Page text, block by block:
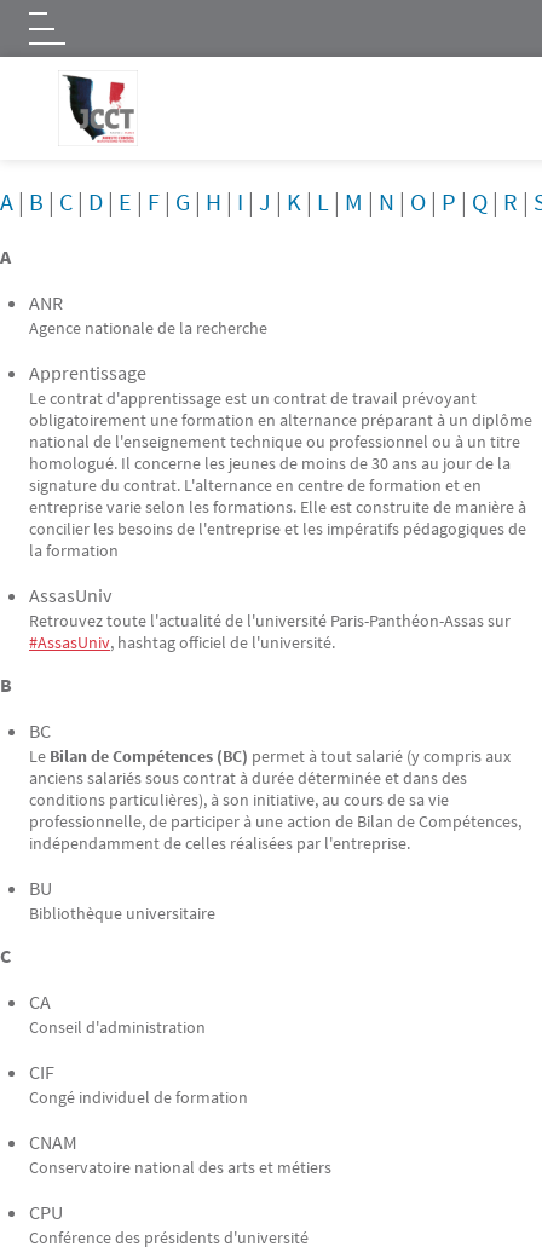
Logo
A | B | C | D | E | F | G | H | I | J | K | L | M | N | O | P | Q | R |
A
ANR
Agence nationale de la recherche
Apprentissage
Le contrat d'apprentissage est un contrat de travail prévoyant
obligatoirement une formation en alternance préparant à un diplôme
national de l'enseignement technique ou professionnel ou à un titre
homologué. Il concerne les jeunes de moins de 30 ans au jour de la
signature du contrat. L'alternance en centre de formation et en
entreprise varie selon les formations. Elle est construite de manière à
concilier les besoins de l'entreprise et les impératifs pédagogiques de
la formation
AssasUniv
Retrouvez toute l'actualité de l'université Paris-Panthéon-Assas sur
#AssasUniv, hashtag officiel de l'université.
B
BC
Le Bilan de Compétences (BC) permet à tout salarié (y compris aux
anciens salariés sous contrat à durée déterminée et dans des
conditions particulières), à son initiative, au cours de sa vie
professionnelle, de participer à une action de Bilan de Compétences,
indépendamment de celles réalisées par l'entreprise.
BU
Bibliothèque universitaire
C
CA
Conseil d'administration
CIF
Congé individuel de formation
CNAM
Conservatoire national des arts et métiers
CPU
Conférence des présidents d'université